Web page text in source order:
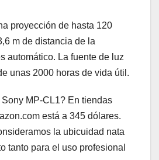
proyección de hasta 120
m de distancia de la
automático. La fuente de luz
unas 2000 horas de vida útil.
MP-CL1? En tiendas
está a 345 dólares.
la ubicuidad nata
tanto para el uso profesional